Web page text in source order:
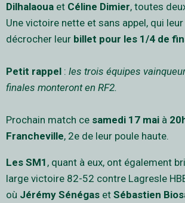
Dilhalaoua et Céline Dimier, toutes
Une victoire nette et sans appel, qui
décrocher leur billet pour les 1/4 de
Petit rappel : les trois équipes
finales monteront en RF2.
Prochain match ce samedi 17 mai à
Francheville, 2e de leur poule haute.
Les SM1 , quant à eux, ont également
large victoire 82-52 contre Lagresle
où Jérémy Sénégas et Sébastien